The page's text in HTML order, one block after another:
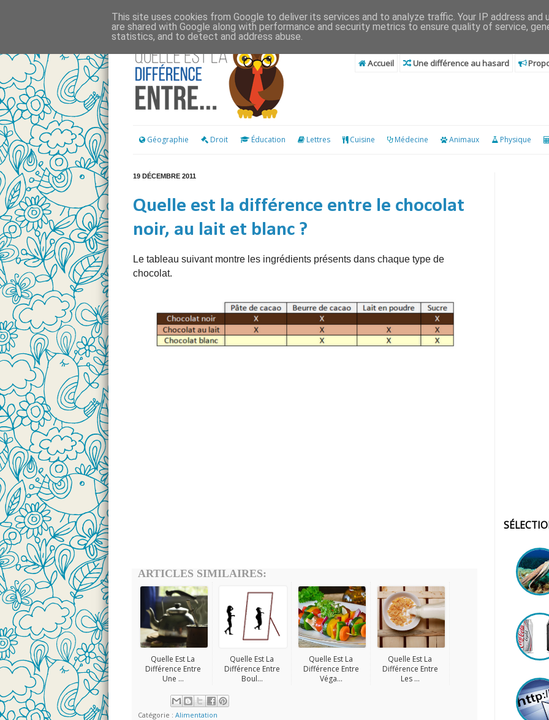
Accueil Une différence au hasard
Géographie Droit Éducation Lettres Cuisine Médecine Animaux Physique
19 DÉCEMBRE 2011
Quelle est la différence entre le chocolat
noir, au lait et blanc ?
Le tableau suivant montre les ingrédients présents dans chaque type de
chocolat.
ARTICLES SIMILAIRES:
Quelle Est La
Différence Entre
Une ...
Quelle Est La
Différence Entre
Boul...
Quelle Est La
Différence Entre
Véga...
Quelle Est La
Différence Entre
Les ...
Catégorie : Alimentation
This site uses cookies from Google to deliver its services and to analyze traffic. Your IP address and
are shared with Google along with performance and security metrics to ensure quality of service,
statistics, and to detect and address abuse.